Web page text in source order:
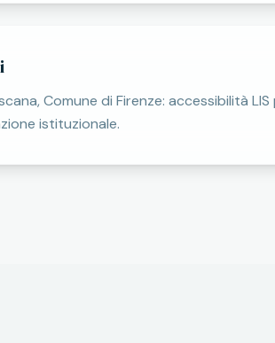
Comune di Firenze: accessibilità
istituzionale.